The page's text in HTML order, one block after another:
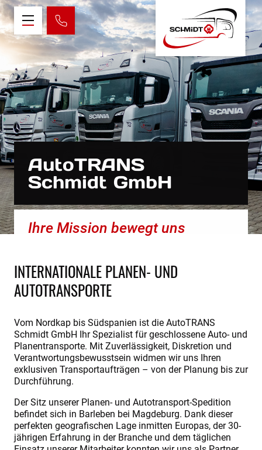
AutoTRANS
Schmidt GmbH
Ihre Mission bewegt uns
INTERNATIONALE PLANEN- UND
AUTOTRANSPORTE
Vom Nordkap bis Südspanien ist die AutoTRANS
Schmidt GmbH Ihr Spezialist für geschlossene Auto- und
Planentransporte. Mit Zuverlässigkeit, Diskretion und
Verantwortungsbewusstsein widmen wir uns Ihren
exklusiven Transportaufträgen – von der Planung bis zur
Durchführung.
Der Sitz unserer Planen- und Autotransport-Spedition
befindet sich in Barleben bei Magdeburg. Dank dieser
perfekten geografischen Lage inmitten Europas, der 30-
jährigen Erfahrung in der Branche und dem täglichen